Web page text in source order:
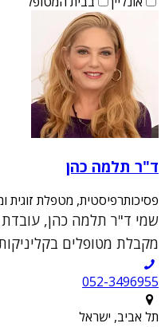
ד"ר תלמה כהן
פסיכותרפיסטית, מטפלת זוגית
מקבלת מטופלים
052-3496955
תל אביב, ישראל